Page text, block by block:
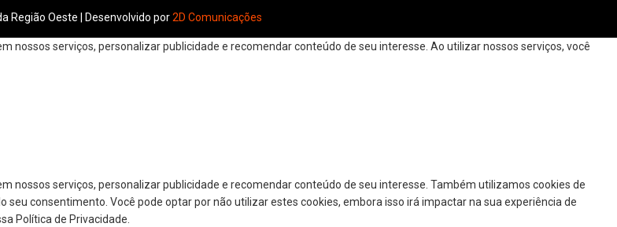
Região Oeste | Desenvolvido por2D Comunicações
nossos serviços, personalizar publicidade e recomendar conteúdo de seu interesse. Ao utilizar nossos serviços, você
nossos serviços, personalizar publicidade e recomendar conteúdo de seu interesse. Também utilizamos cookies de
consentimento. Você pode optar por não utilizar estes cookies, embora isso irá impactar na sua experiência de
Política de Privacidade.